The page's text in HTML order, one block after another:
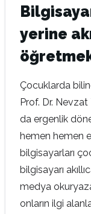
yerine
Çocuklarda
Prof. Dr.
da ergenlik
hemen hemen
bilgisayarları
bilgisayarı
medya
onların ilgi